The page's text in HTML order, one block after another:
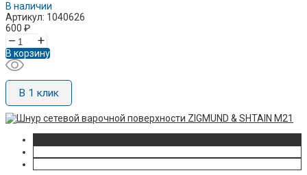
В наличии
Артикул: 1040626
600 ₽
– +
В корзину
В 1 клик